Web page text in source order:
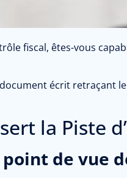
fiscal, êtes-vous
écrit retraçant
la Piste
point de vue